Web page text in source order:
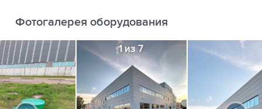
Фотогалерея оборудования
1 из 7